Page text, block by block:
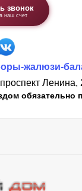
звонок
наш счет
жалюзи-
Ленина,
обязательно